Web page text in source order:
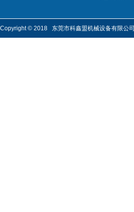
Copyright © 2018 东莞市科鑫盟机械设备有限公司